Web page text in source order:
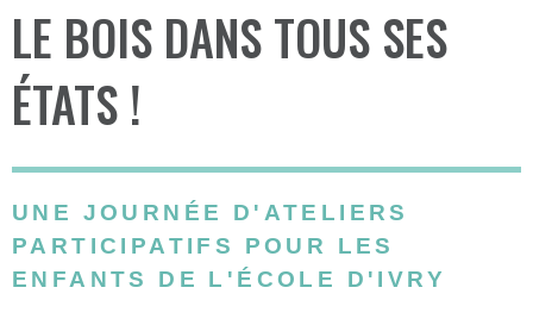
LE BOIS DANS TOUS SES
ÉTATS !
UNE JOURNÉE D'ATELIERS
PARTICIPATIFS POUR LES
ENFANTS DE L'ÉCOLE D'IVRY